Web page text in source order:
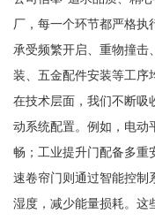
厂，每一个环节都严格执
承受频繁开启、重物撞击
装、五金配件安装等工序
在技术层面，我们不断吸
动系统配置。例如，电动
畅；工业提升门配备多重
速卷帘门则通过智能控制
湿度，减少能量损耗。这